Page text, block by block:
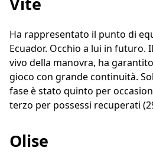
Ha rappresentato il punto di
Ecuador. Occhio a lui in futuro.
vivo della manovra, ha
gioco con grande continuità.
fase è stato quinto per
terzo per possessi recuperati
Olise